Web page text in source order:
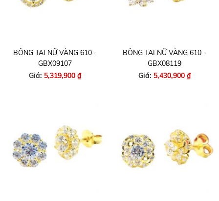
BÔNG TAI NỮ VÀNG 610 -
GBX09107
Giá: 5,319,900 ₫
BÔNG TAI NỮ VÀNG 610 -
GBX08119
Giá: 5,430,900 ₫